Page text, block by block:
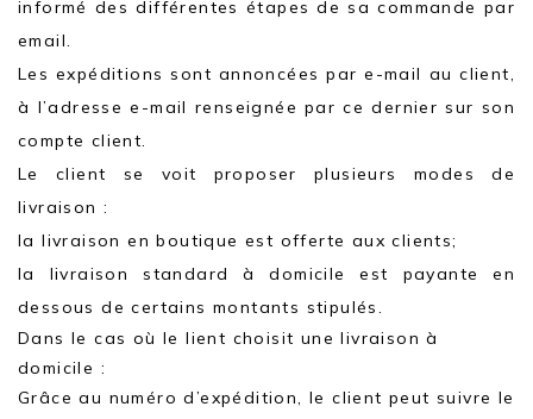
informé des différentes étapes de sa commande par
email.
Les expéditions sont annoncées par e-mail au client,
à l’adresse e-mail renseignée par ce dernier sur son
compte client.
Le client se voit proposer plusieurs modes de
livraison :
la livraison en boutique est offerte aux clients;
la livraison standard à domicile est payante en
dessous de certains montants stipulés.
Dans le cas où le lient choisit une livraison à
domicile :
Grâce au numéro d’expédition, le client peut suivre le